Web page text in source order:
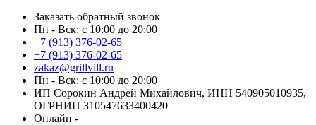
Заказать обратный звонок
Пн - Вск: с 10:00 до 20:00
+7 (913) 376-02-65
+7 (913) 376-02-65
zakaz@grillvill.ru
Пн - Вск: с 10:00 до 20:00
ИП Сорокин Андрей Михайлович, ИНН 540905010935,
ОГРНИП 310547633400420
Онлайн -